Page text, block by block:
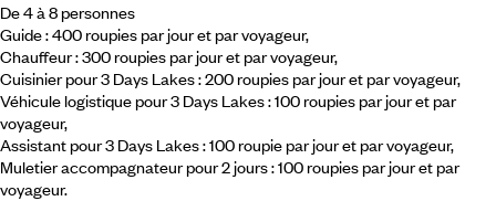
De 4 à 8 personnes
Guide : 400 roupies par jour et par voyageur,
Chauffeur : 300 roupies par jour et par voyageur,
Cuisinier pour 3 Days Lakes : 200 roupies par jour et par voyageur,
Véhicule logistique pour 3 Days Lakes : 100 roupies par jour et par
voyageur,
Assistant pour 3 Days Lakes : 100 roupie par jour et par voyageur,
Muletier accompagnateur pour 2 jours : 100 roupies par jour et par
voyageur.